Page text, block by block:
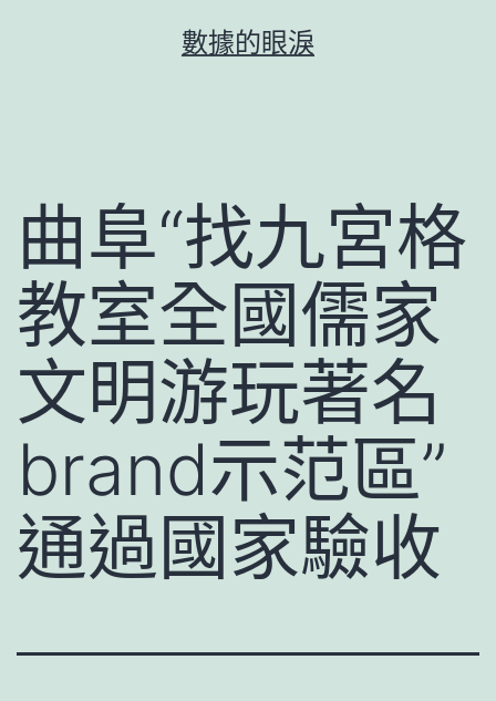
數據的眼淚
曲阜“找九宮格
教室全國儒家
文明游玩著名
brand示范區”
通過國家驗收